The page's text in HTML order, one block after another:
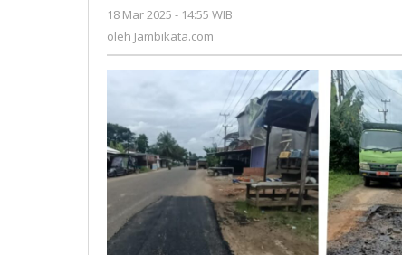
Perbaiki
Jalan
18 Mar 2025 - 14:55 WIB
oleh Jambikata.com